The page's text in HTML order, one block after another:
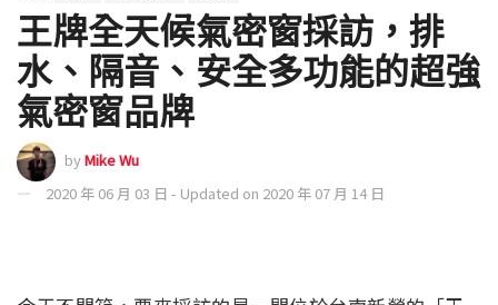
王牌全天候氣密窗採訪，排
水、隔音、安全多功能的超強
氣密窗品牌
byMike Wu
2020 年 06 月 03 日 - Updated on 2020 年 07 月 14 日